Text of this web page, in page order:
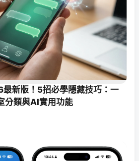
最新版！5招必學隱藏技巧：一
分類與AI實用功能